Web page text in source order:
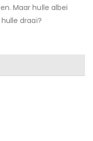
Maar hulle albei
draai?